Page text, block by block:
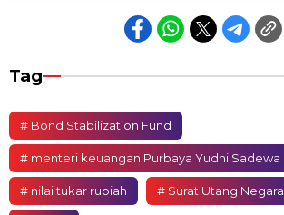
Tag
# Bond Stabilization Fund
# menteri keuangan Purbaya Yudhi Sadewa
# nilai tukar rupiah # Surat Utang Negara